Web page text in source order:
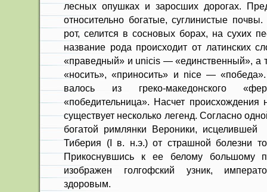
лесных опушках и за­росших дорогах.
относитель­но богатые, суглинистые
рот, селится в сосновых борах, на сухих
название рода происходит от латинских
«праведный» и unicis — «единственный», а
«носить», «приносить» и nice —
валось из греко-македонского
«победительница». Насчет происхождения
существует несколько легенд. Согласно
богатой римлянки Веро­ники,
Тиберия (I в. н.э.) от страшной болезни
Прикоснувшись к ее белому большому
изображен голгофский узник,
здоровым.